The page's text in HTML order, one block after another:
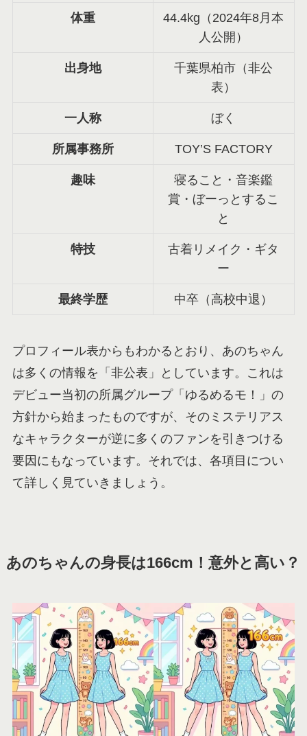
体重
44.4kg（2024年8月本
人公開）
出身地
千葉県柏市（非公
表）
一人称 ぼく
所属事務所 TOY’S FACTORY
趣味
寝ること・音楽鑑
賞・ぼーっとするこ
と
特技
古着リメイク・ギタ
ー
最終学歴 中卒（高校中退）
プロフィール表からもわかるとおり、あのちゃん
は多くの情報を「非公表」としています。これは
デビュー当初の所属グループ「ゆるめるモ！」の
方針から始まったものですが、そのミステリアス
なキャラクターが逆に多くのファンを引きつける
要因にもなっています。それでは、各項目につい
て詳しく見ていきましょう。
あのちゃんの身長は166cm！意外と高い？